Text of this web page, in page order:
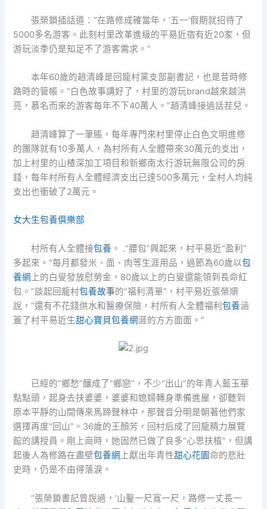
張榮鎖插話道：“在路修成確當年，‘五一’假期就招待了
5000多名游客。此刻村里改革進級的平易近宿有近20家，但
游玩淡季仍是知足不了游客需求。”
本年60歲的趙清峰是回龍村黨支部副書記，也是昔時修
路時的管帳。“白色故事講好了，村里的游玩brand越來越洪
亮，慕名而來的游客每年不下40萬人。”趙清峰接過話茬兒。
趙清峰算了一筆賬，每年專門來村里停止白色文明進修
的團隊就有10多萬人，為村所有人全體帶來30萬元的支出，
加上村里的山楂深加工項目和新鄉南太行游玩無限公司的房
錢，每年村所有人全體經濟支出已達500多萬元，全村人均純
支出也衝破了2萬元。
女大生包養俱樂部
村所有人全體接包養 。 .“腰包”興起來，村平易近“盈利”
多起來。“每月都發米、面、肉等生涯用品，過節為60歲以包
養網 上的白叟發放慰勞金，80歲以上的白叟還能領到長命紅
包。”談起回龍村包養故事的“福利清單”，村平易近張榮順
說，“還有不花錢供水和醫療保險，村所有人全體福利包養涵
蓋了村平易近生甜心寶貝包養網涯的方方面面。”
已經的“鄉愁”釀成了“鄉戀”，不少“出山”的年青人藍玉華
點點頭，起身去扶婆婆，婆婆和媳婦轉身準備進屋，卻聽到
原本平靜的山間傳來馬蹄聲林中，那聲音分明是朝著他們家
選擇再度“回山”。36歲的王顏芳，回村后成了回龍精力展覽
館的講授員。剛上崗時，她固然已做了良多“心思扶植”，但講
起後人為修路在盡壁包養網 上獻出年青性甜心花園命的悲壯
史時，仍是不由得落淚。
“張榮鎖書記曾說過，‘山鑿一尺寬一尺，路修一丈長一